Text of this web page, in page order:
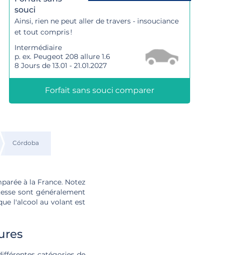
souci
Ainsi, rien ne peut aller de travers - insouciance
et tout compris !
Intermédiaire
p. ex. Peugeot 208 allure 1.6
8 Jours de 13.01 - 21.01.2027
Forfait sans souci comparer
Córdoba
à la France. Notez
sont généralement
l'alcool au volant est